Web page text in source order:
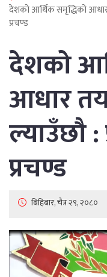
देशको आर्थिक समृद्धिको आधार
प्रचण्ड
देशको
आधार
ल्याउँछौ :
प्रचण्ड
बिहिबार, चैत्र २९, २०८०